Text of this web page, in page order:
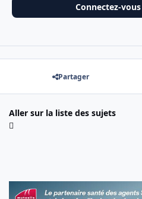
Connectez-
Partager
Aller sur la liste des sujets